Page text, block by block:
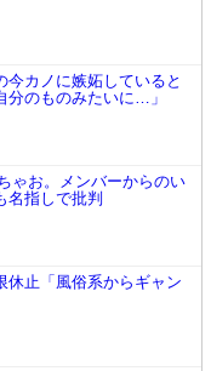
今カノに嫉妬していると
分のものみたいに…」
ゃお。メンバーからのい
名指しで批判
休止「風俗系からギャン